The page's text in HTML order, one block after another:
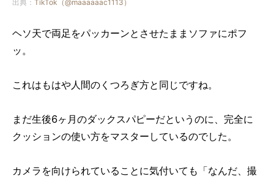
出典： TikTok（@maaaaaac1113）
ヘソ天で両足をパッカーンとさせたままソファにポフ
ッ。
これはもはや人間のくつろぎ方と同じですね。
まだ生後6ヶ月のダックスパピーだというのに、完全に
クッションの使い方をマスターしているのでした。
カメラを向けられていることに気付いても「なんだ、撮